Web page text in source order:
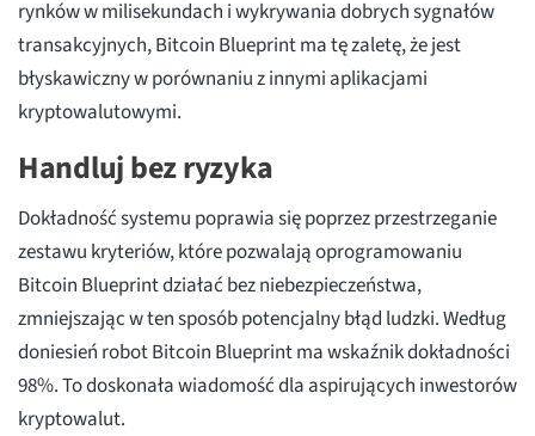
rynków w milisekundach i wykrywania dobrych sygnałów
transakcyjnych, Bitcoin Blueprint ma tę zaletę, że jest
błyskawiczny w porównaniu z innymi aplikacjami
kryptowalutowymi.
Handluj bez ryzyka
Dokładność systemu poprawia się poprzez przestrzeganie
zestawu kryteriów, które pozwalają oprogramowaniu
Bitcoin Blueprint działać bez niebezpieczeństwa,
zmniejszając w ten sposób potencjalny błąd ludzki. Według
doniesień robot Bitcoin Blueprint ma wskaźnik dokładności
98%. To doskonała wiadomość dla aspirujących inwestorów
kryptowalut.